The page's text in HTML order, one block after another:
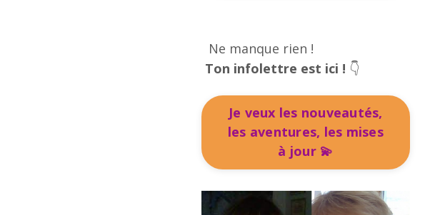
Ne manque rien !
Ton infolettre est ici ! 👇
Je veux les nouveautés,
les aventures, les mises
à jour 💫